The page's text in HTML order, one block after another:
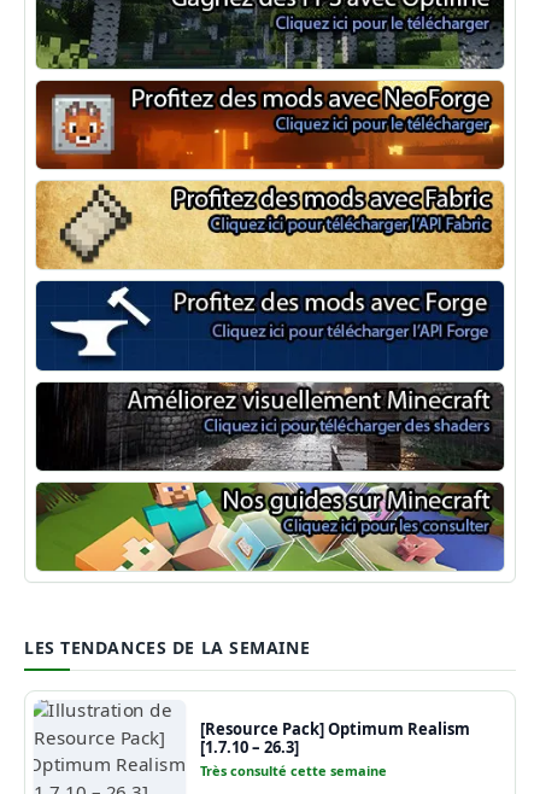
Optifine
NeoForge
Minecraft Fabric
Minecraft Forge
Shaders Minecraft
Guide Minecraft
LES TENDANCES DE LA SEMAINE
[Resource Pack] Optimum Realism
[1.7.10 – 26.3]
Très consulté cette semaine